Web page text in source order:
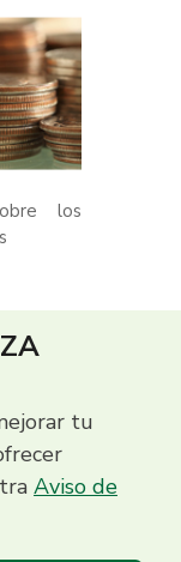
los
tu
Aviso de